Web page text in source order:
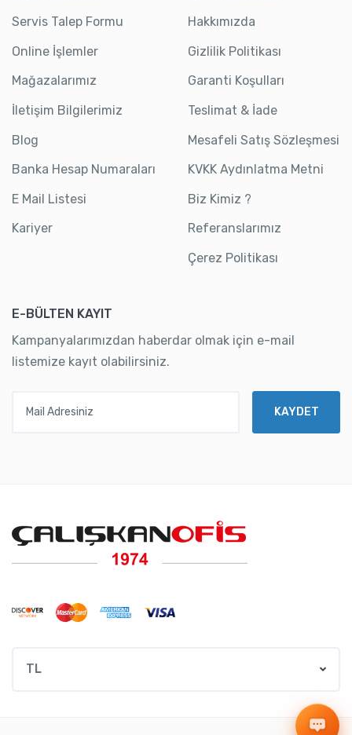
Servis Talep Formu
Online İşlemler
Mağazalarımız
İletişim Bilgilerimiz
Blog
Banka Hesap Numaraları
E Mail Listesi
Kariyer
Hakkımızda
Gizlilik Politikası
Garanti Koşulları
Teslimat & İade
Mesafeli Satış Sözleşmesi
KVKK Aydınlatma Metni
Biz Kimiz ?
Referanslarımız
Çerez Politikası
E-BÜLTEN KAYIT
Kampanyalarımızdan haberdar olmak için e-mail
listemize kayıt olabilirsiniz.
KAYDET
TL